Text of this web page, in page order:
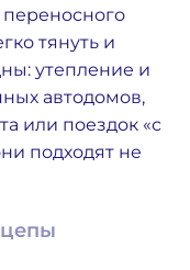
тянуть и
утепление и
автодомов,
или поездок «с
подходят не